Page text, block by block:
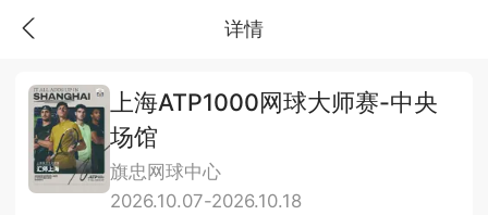
详情
上海ATP1000网球大师赛-中央
场馆
旗忠网球中心
2026.10.07-2026.10.18